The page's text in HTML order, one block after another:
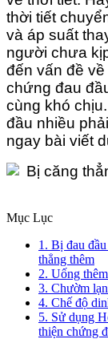
thời tiết
và áp suất
người chưa
đến vấn đề
chứng đau
cùng khó
đầu nhiều
ngay bài viết
Mục Lục
1. Bị đau
thẳng thêm
2. Uống
3. Chườm
4. Chế độ
5. Sử dụng
thiện chứng